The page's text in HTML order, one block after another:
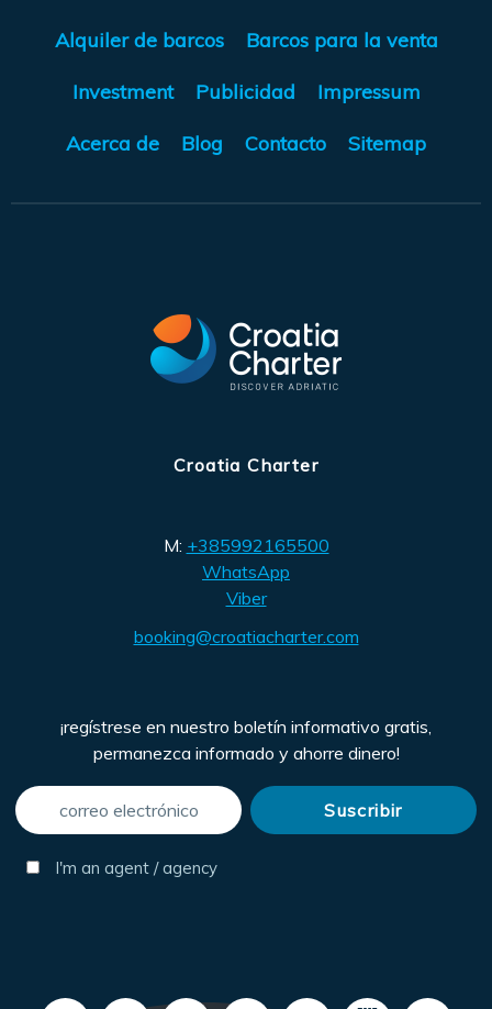
Alquiler de barcos Barcos para la venta
Investment Publicidad Impressum
Acerca de Blog Contacto Sitemap
Croatia Charter
M: +385992165500
WhatsApp
Viber
booking@croatiacharter.com
¡regístrese en nuestro boletín informativo gratis,
permanezca informado y ahorre dinero!
I'm an agent / agency